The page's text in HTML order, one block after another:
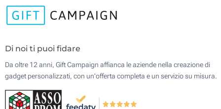
Di noi ti puoi fidare
Da oltre 12 anni, Gift Campaign affianca le aziende nella creazione di
gadget personalizzati, con un'offerta completa e un servizio su misura.